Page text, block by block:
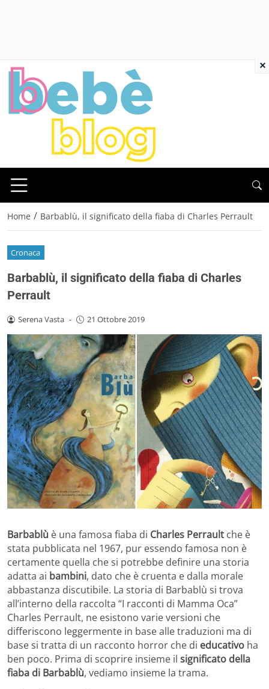
Home / Barbablù, il significato della fiaba di Charles Perrault
Cronaca
Barbablù, il significato della fiaba di Charles
Perrault
Serena Vasta - 21 Ottobre 2019
Barbablù è una famosa fiaba di Charles Perrault che è
stata pubblicata nel 1967, pur essendo famosa non è
certamente quella che si potrebbe definire una storia
adatta ai bambini, dato che è cruenta e dalla morale
abbastanza discutibile. La storia di Barbablù si trova
all’interno della raccolta “I racconti di Mamma Oca”
Charles Perrault, ne esistono varie versioni che
differiscono leggermente in base alle traduzioni ma di
base si tratta di un racconto horror che di educativo ha
ben poco. Prima di scoprire insieme il significato della
fiaba di Barbablù, vediamo insieme la trama.
×